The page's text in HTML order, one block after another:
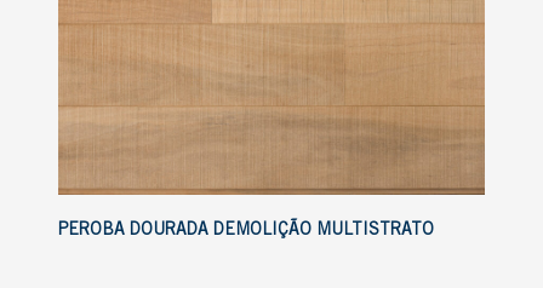
PEROBA DOURADA DEMOLIÇÃO MULTISTRATO